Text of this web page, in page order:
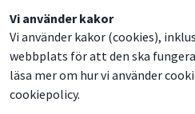
Vi använder kakor
Vi använder kakor (cookies),
webbplats för att den ska
läsa mer om hur vi använder
cookiepolicy.
Dela
på
Facebook
Dela
på
Twitter
Dela
på
LinkedIn
Dela
via
email